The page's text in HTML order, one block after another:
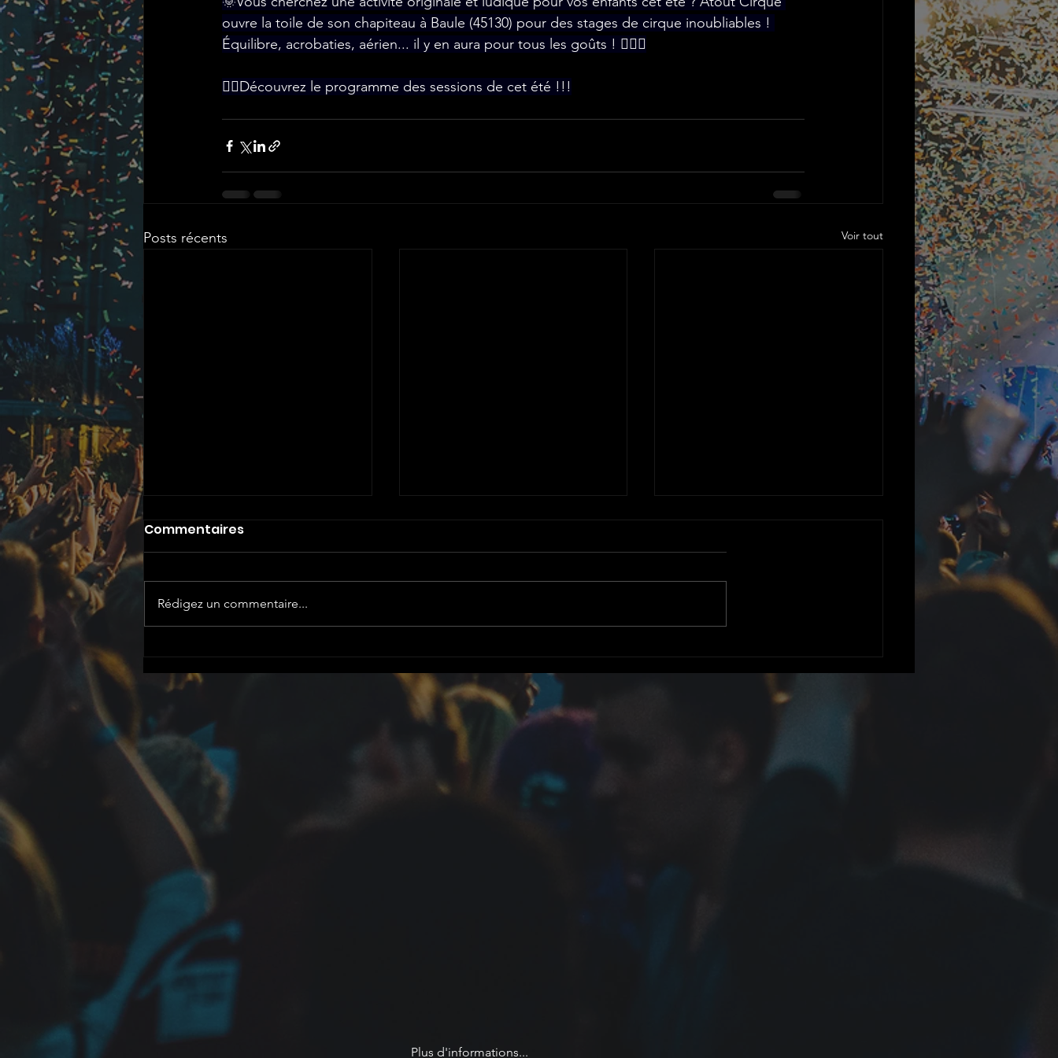
ouvre la toile de son chapiteau à Baule (45130) pour des stages de cirque inoubliables !
Équilibre, acrobaties, aérien... il y en aura pour tous les goûts ! 🤸‍♂️✨
🤹‍♀Découvrez le programme des sessions de cet été !!!
Posts récents Voir tout
IBIBAULE, soirée électro à
la guinguette
Ouverture de la Corne
des Pâtures
Commentaires
Rédigez un commentaire...
Plus d'informations...